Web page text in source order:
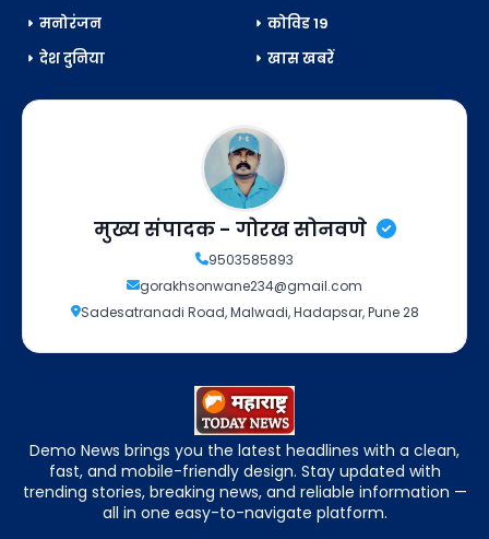
मनोरंजन
कोविड 19
देश दुनिया
खास खबरें
मुख्य संपादक - गोरख सोनवणे
9503585893
gorakhsonwane234@gmail.com
Sadesatranadi Road, Malwadi, Hadapsar, Pune 28
Demo News brings you the latest headlines with a clean,
fast, and mobile-friendly design. Stay updated with
trending stories, breaking news, and reliable information —
all in one easy-to-navigate platform.